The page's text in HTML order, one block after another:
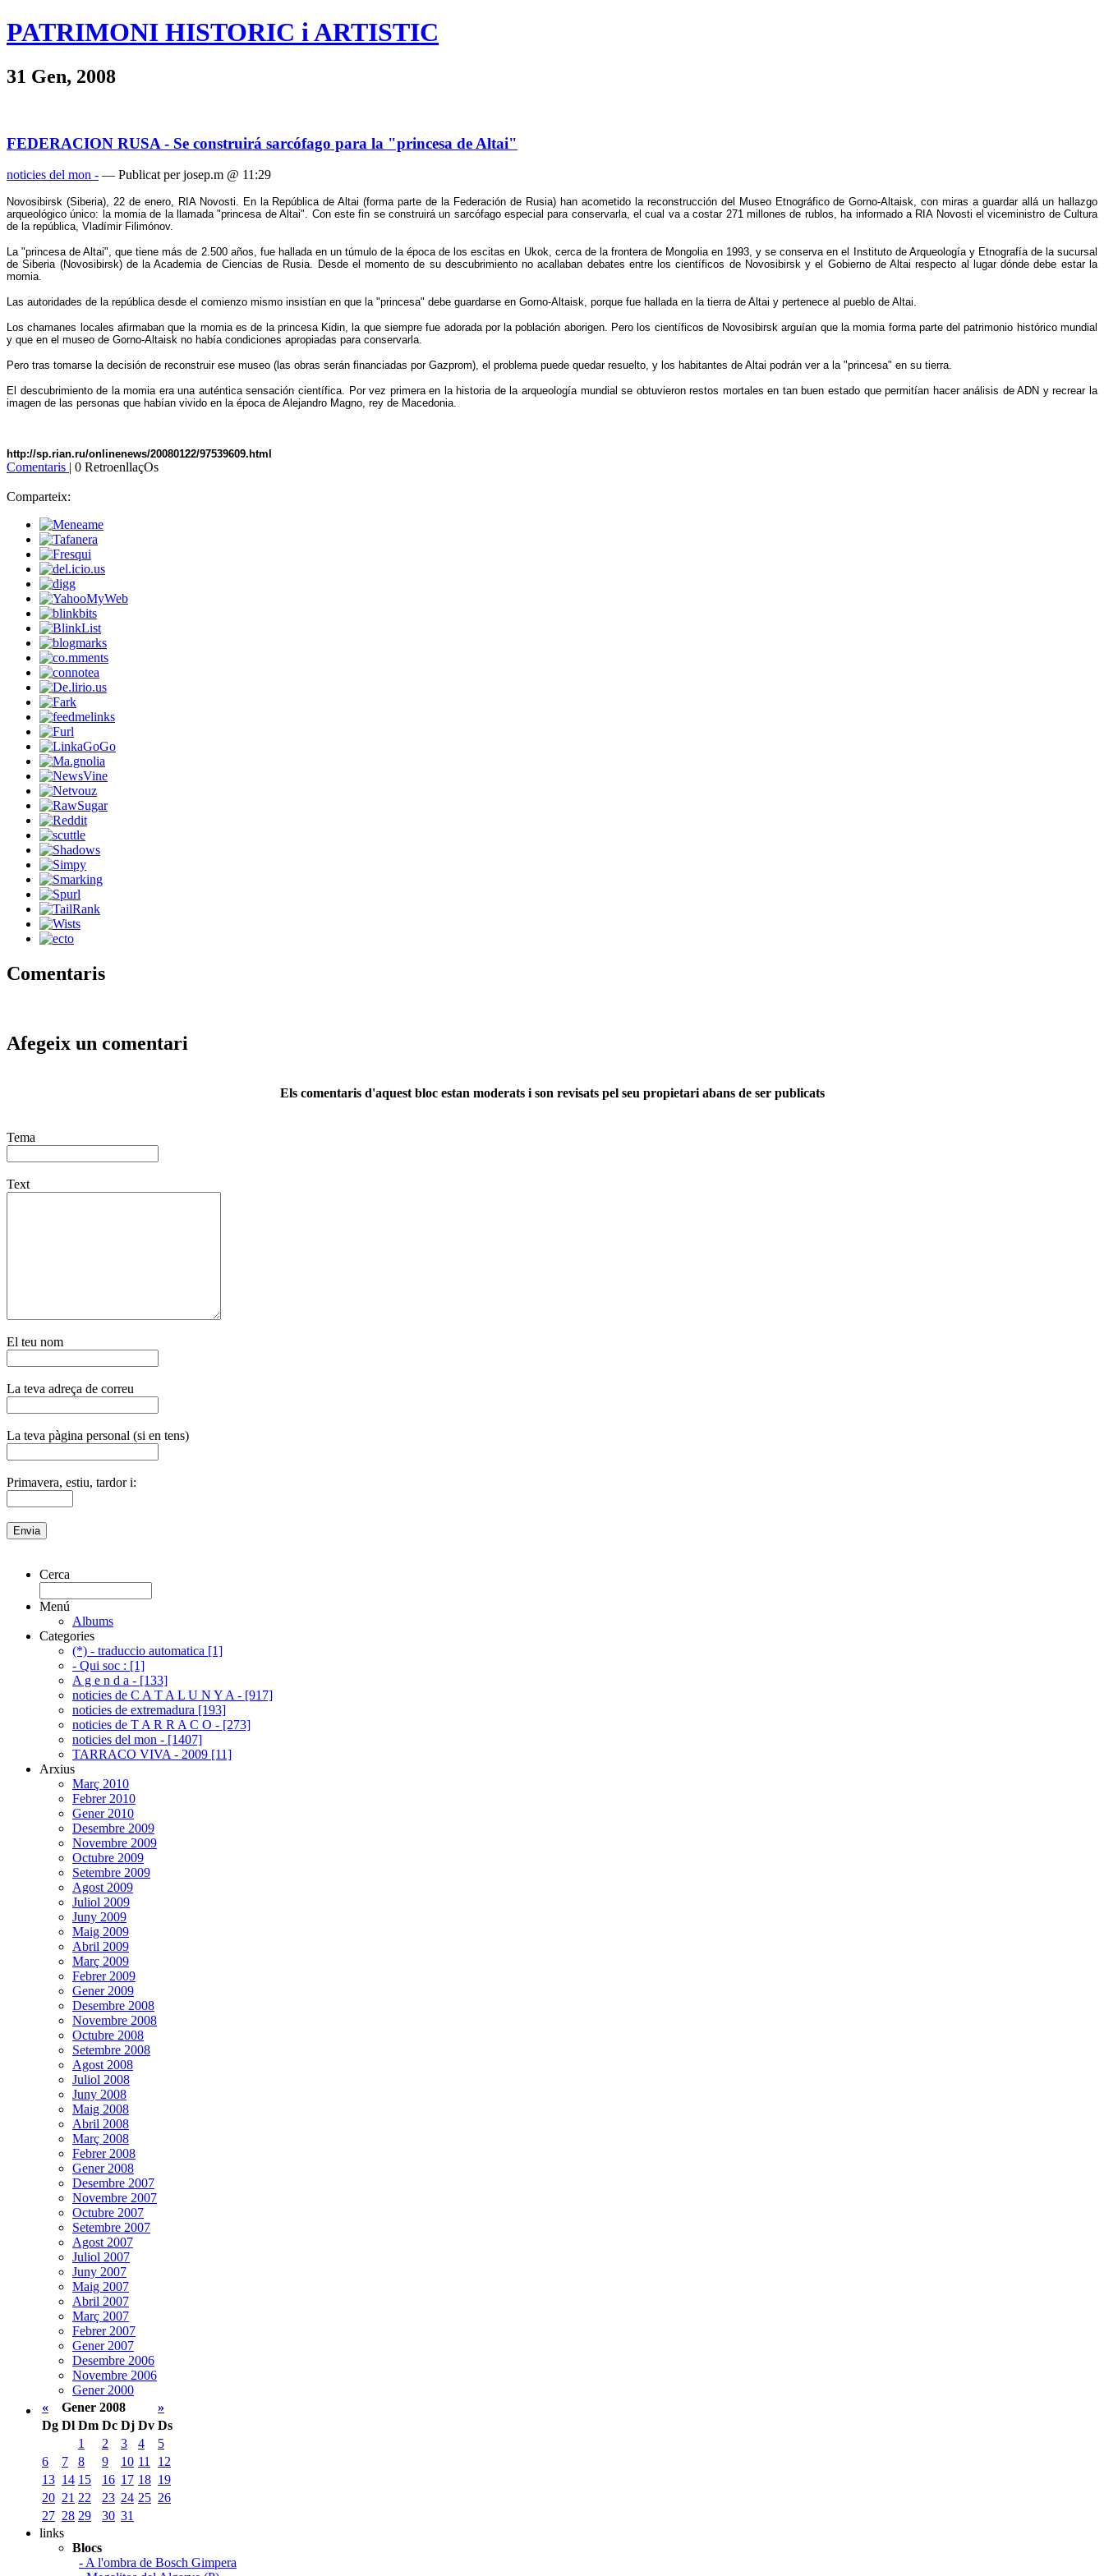
PATRIMONI HISTORIC i ARTISTIC
31 Gen, 2008
FEDERACION RUSA - Se construirá sarcófago para la "princesa de Altai"
noticies del mon - — Publicat per josep.m @ 11:29
Novosibirsk (Siberia), 22 de enero, RIA Novosti. En la República de Altai (forma parte de la Federación de Rusia) han acometido la reconstrucción del Museo Etnográfico de Gorno-Altaisk, con miras a guardar allá un hallazgo
arqueológico único: la momia de la llamada "princesa de Altai". Con este fin se construirá un sarcófago especial para conservarla, el cual va a costar 271 millones de rublos, ha informado a RIA Novosti el viceministro de Cultura
de la república, Vladímir Filimónov.
La "princesa de Altai", que tiene más de 2.500 años, fue hallada en un túmulo de la época de los escitas en Ukok, cerca de la frontera de Mongolia en 1993, y se conserva en el Instituto de Arqueología y Etnografía de la sucursal
de Siberia (Novosibirsk) de la Academia de Ciencias de Rusia. Desde el momento de su descubrimiento no acallaban debates entre los científicos de Novosibirsk y el Gobierno de Altai respecto al lugar dónde debe estar la
momia.
Las autoridades de la república desde el comienzo mismo insistían en que la "princesa" debe guardarse en Gorno-Altaisk, porque fue hallada en la tierra de Altai y pertenece al pueblo de Altai.
Los chamanes locales afirmaban que la momia es de la princesa Kidin, la que siempre fue adorada por la población aborigen. Pero los científicos de Novosibirsk arguían que la momia forma parte del patrimonio histórico mundial
y que en el museo de Gorno-Altaisk no había condiciones apropiadas para conservarla.
Pero tras tomarse la decisión de reconstruir ese museo (las obras serán financiadas por Gazprom), el problema puede quedar resuelto, y los habitantes de Altai podrán ver a la "princesa" en su tierra.
El descubrimiento de la momia era una auténtica sensación científica. Por vez primera en la historia de la arqueología mundial se obtuvieron restos mortales en tan buen estado que permitían hacer análisis de ADN y recrear la
imagen de las personas que habían vivido en la época de Alejandro Magno, rey de Macedonia.
http://sp.rian.ru/onlinenews/20080122/97539609.html
Comentaris | 0 RetroenllaçOs
Comparteix:
Comentaris
Afegeix un comentari
Els comentaris d'aquest bloc estan moderats i son revisats pel seu propietari abans de ser publicats
Tema
Text
El teu nom
La teva adreça de correu
La teva pàgina personal (si en tens)
Primavera, estiu, tardor i:
Cerca
Menú
Albums
Categories
(*) - traduccio automatica [1]
- Qui soc : [1]
A g e n d a - [133]
noticies de C A T A L U N Y A - [917]
noticies de extremadura [193]
noticies de T A R R A C O - [273]
noticies del mon - [1407]
TARRACO VIVA - 2009 [11]
Arxius
Març 2010
Febrer 2010
Gener 2010
Desembre 2009
Novembre 2009
Octubre 2009
Setembre 2009
Agost 2009
Juliol 2009
Juny 2009
Maig 2009
Abril 2009
Març 2009
Febrer 2009
Gener 2009
Desembre 2008
Novembre 2008
Octubre 2008
Setembre 2008
Agost 2008
Juliol 2008
Juny 2008
Maig 2008
Abril 2008
Març 2008
Febrer 2008
Gener 2008
Desembre 2007
Novembre 2007
Octubre 2007
Setembre 2007
Agost 2007
Juliol 2007
Juny 2007
Maig 2007
Abril 2007
Març 2007
Febrer 2007
Gener 2007
Desembre 2006
Novembre 2006
Gener 2000
«
Gener 2008
»
Dg Dl Dm Dc Dj Dv Ds
1
2 3 4
5
6
7 8 9 10 11
12
13 14 15 16 17 18 19
20 21 22 23 24 25 26
27 28 29 30 31
links
Blocs
- A l'ombra de Bosch Gimpera